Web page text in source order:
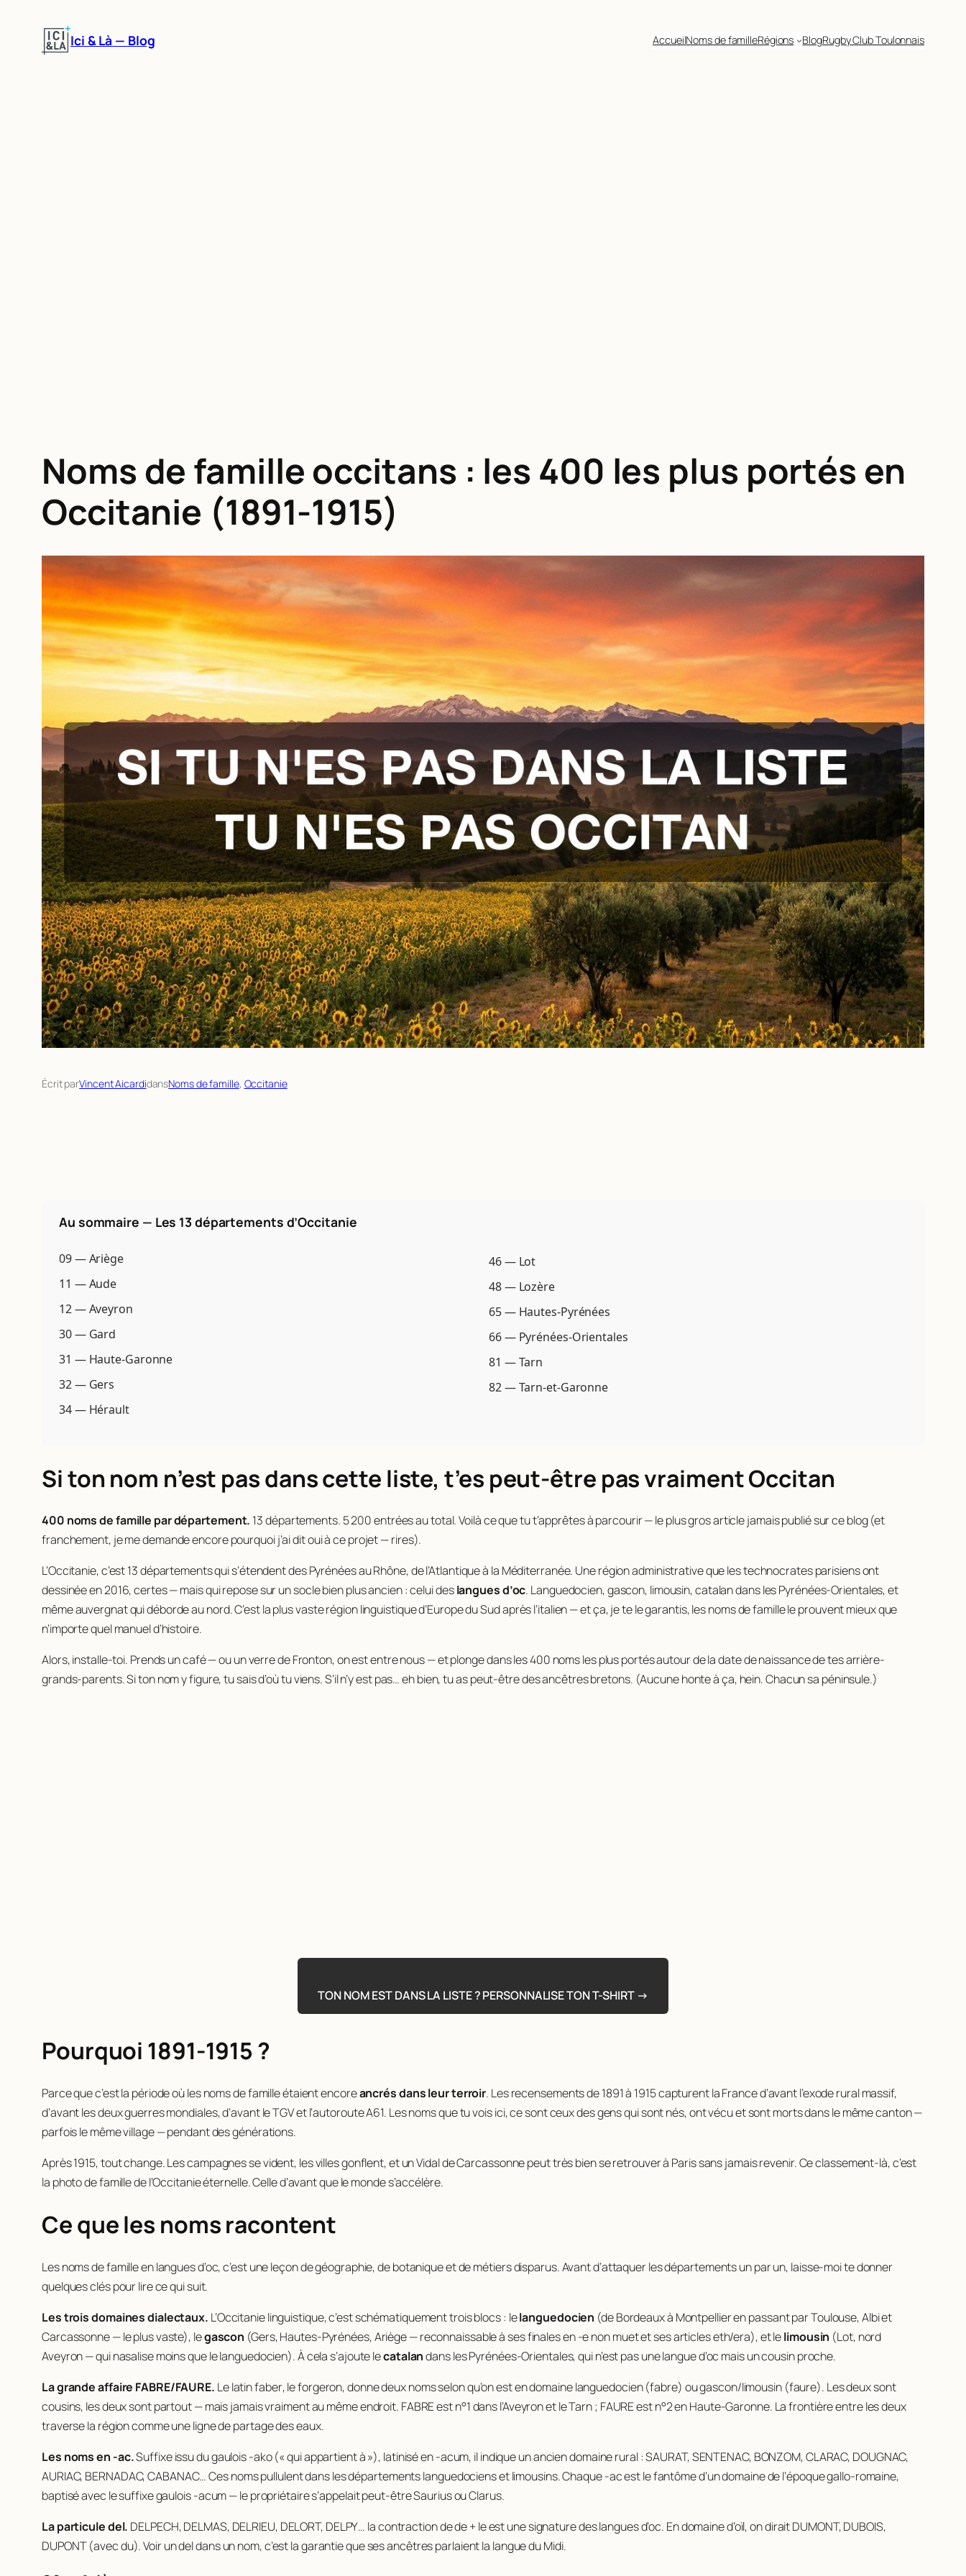
contenu
Ici & Là — Blog AccueilNoms de familleRégions BlogRugby Club Toulonnais
Noms de famille occitans : les 400 les plus portés en
Occitanie (1891-1915)
Écrit parVincent AicardidansNoms de famille, Occitanie
Au sommaire — Les 13 départements d’Occitanie
09 — Ariège
11 — Aude
12 — Aveyron
30 — Gard
31 — Haute-Garonne
32 — Gers
34 — Hérault
46 — Lot
48 — Lozère
65 — Hautes-Pyrénées
66 — Pyrénées-Orientales
81 — Tarn
82 — Tarn-et-Garonne
Si ton nom n’est pas dans cette liste, t’es peut-être pas vraiment Occitan
400 noms de famille par département. 13 départements. 5 200 entrées au total. Voilà ce que tu t’apprêtes à parcourir — le plus gros article jamais publié sur ce blog (et
franchement, je me demande encore pourquoi j’ai dit oui à ce projet —rires).
L’Occitanie, c’est 13 départements qui s’étendent des Pyrénées au Rhône, de l’Atlantique à la Méditerranée. Une région administrative que les technocrates parisiens ont
dessinée en 2016, certes — mais qui repose sur un socle bien plus ancien : celui deslangues d’oc. Languedocien, gascon, limousin, catalan dans les Pyrénées-Orientales, et
même auvergnat qui déborde au nord. C’est la plus vaste région linguistique d’Europe du Sud après l’italien — et ça, je te le garantis, les noms de famille le prouvent mieux que
n’importe quel manuel d’histoire.
Alors, installe-toi. Prends un café — ou un verre de Fronton, on est entre nous — et plonge dans les 400 noms les plus portés autour de la date de naissance de tes arrière-
grands-parents. Si ton nom y figure, tu sais d’où tu viens. S’il n’y est pas… eh bien, tu as peut-être des ancêtres bretons. (Aucune honte à ça, hein. Chacun sa péninsule.)
TON NOM EST DANS LA LISTE ? PERSONNALISE TON T-SHIRT →
Pourquoi 1891-1915 ?
Parce que c’est la période où les noms de famille étaient encoreancrés dans leur terroir. Les recensements de 1891 à 1915 capturent la France d’avant l’exode rural massif,
d’avant les deux guerres mondiales, d’avant le TGV et l’autoroute A61. Les noms que tu vois ici, ce sont ceux des gens qui sont nés, ont vécu et sont morts dans le même canton —
parfois le même village — pendant des générations.
Après 1915, tout change. Les campagnes se vident, les villes gonflent, et un Vidal de Carcassonne peut très bien se retrouver à Paris sans jamais revenir. Ce classement-là, c’est
la photo de famille de l’Occitanie éternelle. Celle d’avant que le monde s’accélère.
Ce que les noms racontent
Les noms de famille en langues d’oc, c’est une leçon de géographie, de botanique et de métiers disparus. Avant d’attaquer les départements un par un, laisse-moi te donner
quelques clés pour lire ce qui suit.
Les trois domaines dialectaux. L’Occitanie linguistique, c’est schématiquement trois blocs : lelanguedocien (de Bordeaux à Montpellier en passant par Toulouse, Albi et
Carcassonne — le plus vaste), legascon (Gers, Hautes-Pyrénées, Ariège — reconnaissable à ses finales en -e non muet et ses articleseth/era), et lelimousin (Lot, nord
Aveyron — qui nasalise moins que le languedocien). À cela s’ajoute lecatalandans les Pyrénées-Orientales, qui n’est pas une langue d’oc mais un cousin proche.
La grande affaire FABRE/FAURE. Le latinfaber, le forgeron, donne deux noms selon qu’on est en domaine languedocien (fabre) ou gascon/limousin (faure). Les deux sont
cousins, les deux sont partout — mais jamais vraiment au même endroit. FABRE est n°1 dans l’Aveyron et le Tarn ; FAURE est n°2 en Haute-Garonne. La frontière entre les deux
traverse la région comme une ligne de partage des eaux.
Les noms en -ac.Suffixe issu du gaulois-ako(« qui appartient à »), latinisé en-acum, il indique un ancien domaine rural : SAURAT, SENTENAC, BONZOM, CLARAC, DOUGNAC,
AURIAC, BERNADAC, CABANAC… Ces noms pullulent dans les départements languedociens et limousins. Chaque -ac est le fantôme d’un domaine de l’époque gallo-romaine,
baptisé avec le suffixe gaulois-acum— le propriétaire s’appelait peut-êtreSauriusouClarus.
La particuledel. DELPECH, DELMAS, DELRIEU, DELORT, DELPY… la contraction dede + leest une signature des langues d’oc. En domaine d’oïl, on dirait DUMONT, DUBOIS,
DUPONT (avecdu). Voir undeldans un nom, c’est la garantie que ses ancêtres parlaient la langue du Midi.